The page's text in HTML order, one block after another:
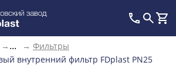
→ ... → Фильтры
внутренний фильтр FDplast PN25